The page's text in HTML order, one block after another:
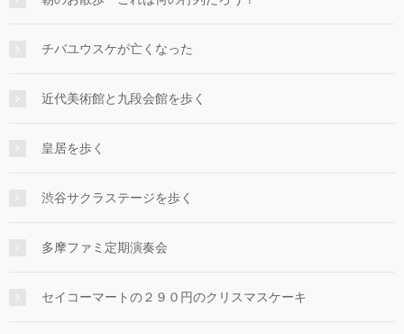
チバユウスケが亡くなった
近代美術館と九段会館を歩く
皇居を歩く
渋谷サクラステージを歩く
多摩ファミ定期演奏会
セイコーマートの２９０円のクリスマスケーキ